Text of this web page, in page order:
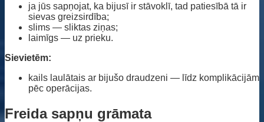
ja jūs sapņojat, ka bijusī ir stāvoklī, tad patiesībā tā ir
sievas greizsirdība;
slims — sliktas ziņas;
laimīgs — uz prieku.
Sievietēm:
kails laulātais ar bijušo draudzeni — līdz komplikācijām
pēc operācijas.
Freida sapņu grāmata